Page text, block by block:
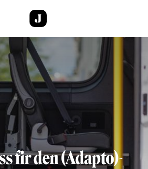
fir den (Adapto)-